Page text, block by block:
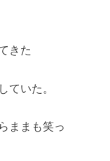
きた
ていた。
ままも笑っ